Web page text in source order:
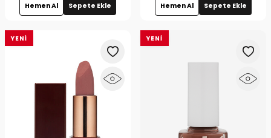
Hemen Al Sepete Ekle Hemen Al Sepete Ekle
YENI YENI